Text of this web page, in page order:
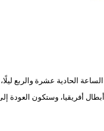
الحادية عشرة والربع